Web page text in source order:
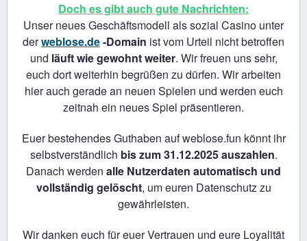
Doch es gibt auch gute Nachrichten:
Unser neues Geschäftsmodell als sozial Casino unter
derweblose.de-Domain ist vom Urteil nicht betroffen
und läuft wie gewohnt weiter. Wir freuen uns sehr,
euch dort weiterhin begrüßen zu dürfen. Wir arbeiten
hier auch gerade an neuen Spielen und werden euch
zeitnah ein neues Spiel präsentieren.
Euer bestehendes Guthaben auf weblose.fun könnt ihr
selbstverständlich bis zum 31.12.2025 auszahlen.
Danach werden alle Nutzerdaten automatisch und
vollständig gelöscht, um euren Datenschutz zu
gewährleisten.
Wir danken euch für euer Vertrauen und eure Loyalität